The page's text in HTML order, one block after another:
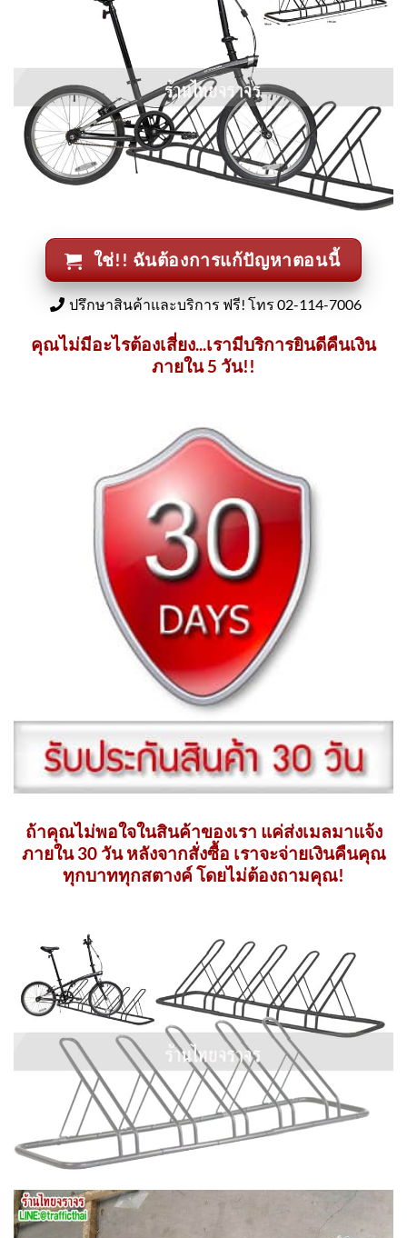
ใช่!! ฉันต้องการแก้ปัญหาตอนนี้
ปรึกษาสินค้าและบริการ ฟรี! โทร 02-114-7006
คุณไม่มีอะไรต้องเสี่ยง...เรามีบริการยินดีคืนเงิน
ภายใน 5 วัน!!
ถ้าคุณไม่พอใจในสินค้าของเรา แค่ส่งเมลมาแจ้ง
ภายใน 30 วัน หลังจากสั่งซื้อ เราจะจ่ายเงินคืนคุณ
ทุกบาททุกสตางค์ โดยไม่ต้องถามคุณ!